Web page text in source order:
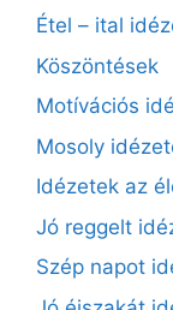
Étel – ital
Köszöntések
Motívációs
Mosoly
Idézetek az
Jó reggelt
Szép napot